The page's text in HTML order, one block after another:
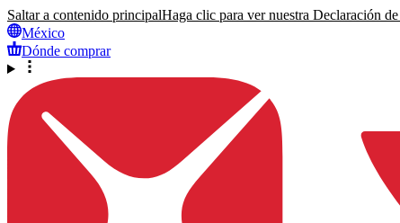
Saltar a contenido principalHaga clic para ver nuestra Declaración
México
Dónde comprar